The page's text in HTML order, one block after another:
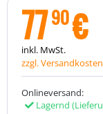
7790€
inkl. MwSt.
zzgl. Versandkosten
Onlineversand:
Lagernd